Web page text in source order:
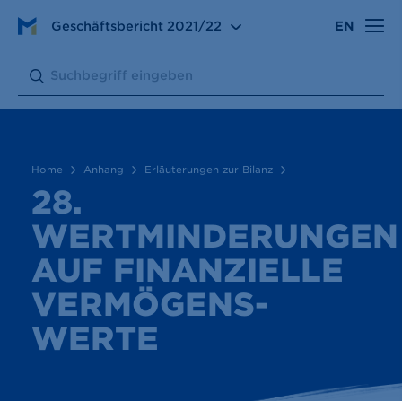
Geschäftsbericht 2021/22
Search:
Submit
EN
Anhang
Erläuterungen zur Bilanz
28. Wertminderungen auf finanzielle Vermögenswerte
Home Anhang Erläuterungen zur Bilanz
28.
WERTMINDERUNGEN
AUF FINANZIELLE
VERMÖGENS­
WERTE